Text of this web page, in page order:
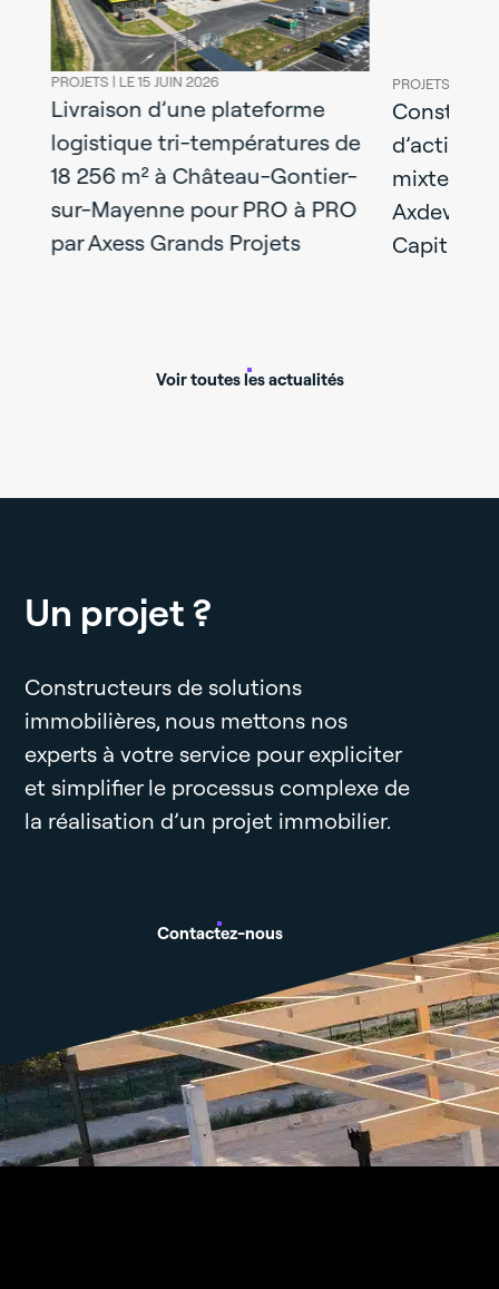
PROJETS | LE 15 JUIN 2026
Livraison d’une plateforme
logistique tri-températures de
18 256 m² à Château-Gontier-
sur-Mayenne pour PRO à PRO
par Axess Grands Projets
PROJETS |
mixtes
Axdev
Capital
Voir toutes les actualités
Un projet ?
Constructeurs de solutions
immobilières, nous mettons nos
experts à votre service pour expliciter
et simplifier le processus complexe de
la réalisation d’un projet immobilier.
Contactez-nous